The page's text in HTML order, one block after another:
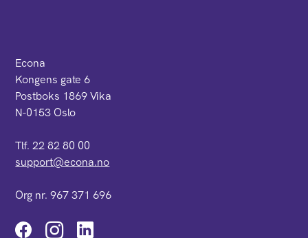
Econa
Kongens gate 6
Postboks 1869 Vika
N-0153 Oslo
Tlf. 22 82 80 00
support@econa.no
Org nr. 967 371 696
Instagram